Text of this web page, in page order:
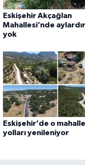
Eskişehir Akçağlan
Mahallesi’nde
yok
Eskişehir’de o
yolları yenileniyor